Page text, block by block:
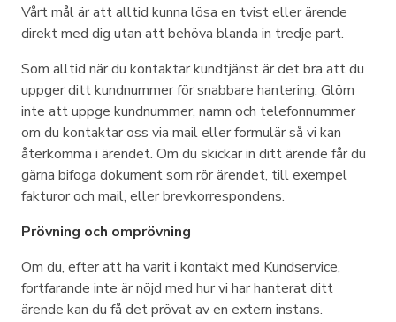
Vårt mål är att alltid kunna lösa en tvist eller ärende
direkt med dig utan att behöva blanda in tredje part.
Som alltid när du kontaktar kundtjänst är det bra att du
uppger ditt kundnummer för snabbare hantering. Glöm
inte att uppge kundnummer, namn och telefonnummer
om du kontaktar oss via mail eller formulär så vi kan
återkomma i ärendet. Om du skickar in ditt ärende får du
gärna bifoga dokument som rör ärendet, till exempel
fakturor och mail, eller brevkorrespondens.
Prövning och omprövning
Om du, efter att ha varit i kontakt med Kundservice,
fortfarande inte är nöjd med hur vi har hanterat ditt
ärende kan du få det prövat av en extern instans.